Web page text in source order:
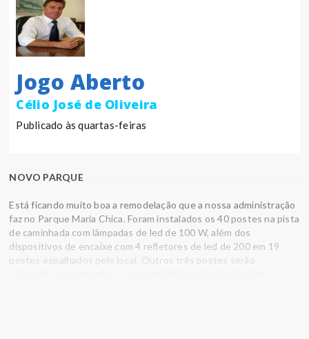
Jogo Aberto
Célio José de Oliveira
Publicado às quartas-feiras
NOVO PARQUE
Está ficando muito boa a remodelação que a nossa administração
faz no Parque Maria Chica. Foram instalados os 40 postes na pista
de caminhada com lâmpadas de led de 100 W, além dos
dispositivos de encaixe com 4 refletores de led de 200 em 19
postes espalhados pelo local. Outros três postes serão